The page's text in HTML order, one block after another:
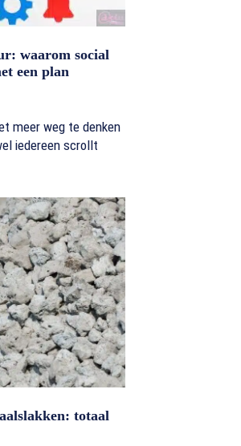
waarom social
een plan
meer weg te denken
iedereen scrollt
totaal